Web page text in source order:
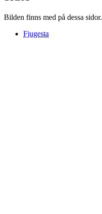
Bilden finns med på dessa sidor.
Fjugesta